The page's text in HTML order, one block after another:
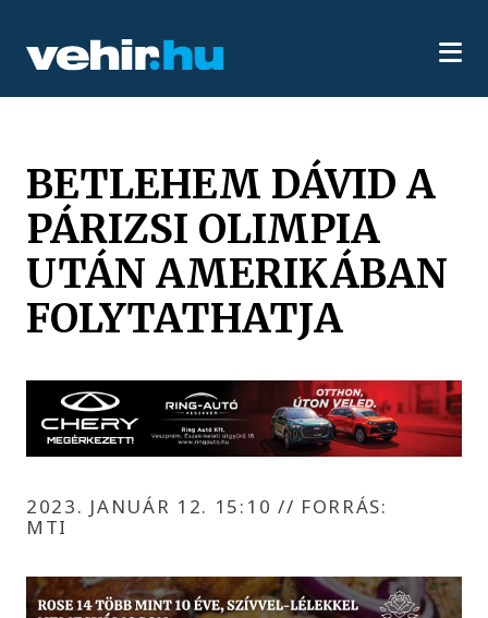
BETLEHEM DÁVID A
PÁRIZSI OLIMPIA
UTÁN AMERIKÁBAN
FOLYTATHATJA
2023. JANUÁR 12. 15:10 // FORRÁS:
MTI